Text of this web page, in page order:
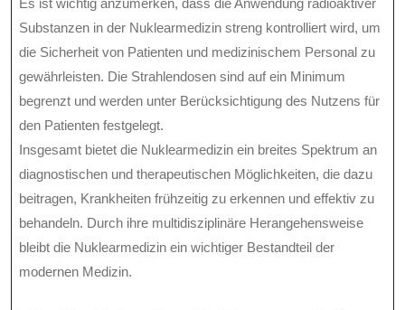
Es ist wichtig anzumerken, dass die Anwendung radioaktiver
Substanzen in der Nuklearmedizin streng kontrolliert wird, um
die Sicherheit von Patienten und medizinischem Personal zu
gewährleisten. Die Strahlendosen sind auf ein Minimum
begrenzt und werden unter Berücksichtigung des Nutzens für
den Patienten festgelegt.
Insgesamt bietet die Nuklearmedizin ein breites Spektrum an
diagnostischen und therapeutischen Möglichkeiten, die dazu
beitragen, Krankheiten frühzeitig zu erkennen und effektiv zu
behandeln. Durch ihre multidisziplinäre Herangehensweise
bleibt die Nuklearmedizin ein wichtiger Bestandteil der
modernen Medizin.